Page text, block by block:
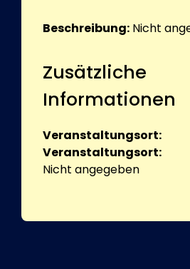
Beschreibung: Nicht
Zusätzliche
Informationen
Veranstaltungsort:
Veranstaltungsort:
Nicht angegeben